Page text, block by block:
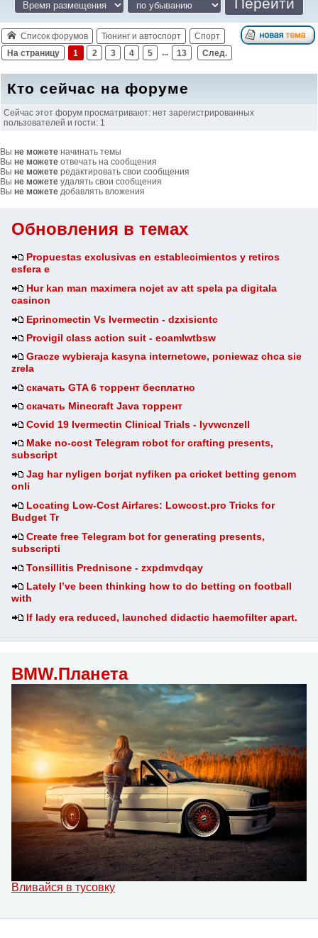
Обновления в темах
Propuestas exclusivas en establecimientos y retiros
esfera e
Hur kan man maximera nojet av att spela pa digitala
casinon
Eprinomectin Vs Ivermectin - dzxisicntc
Provigil class action suit - eoamlwtbsw
Gracze wybieraja kasyna internetowe, poniewaz chca sie
zrela
скачать GTA 6 торрент бесплатно
скачать Minecraft Java торрент
Covid 19 Ivermectin Clinical Trials - lyvwcnzell
Make no-cost Telegram robot for crafting presents,
subscript
Jag har nyligen borjat nyfiken pa cricket betting genom
onli
Locating Low-Cost Airfares: Lowcost.pro Tricks for
Budget Tr
Create free Telegram bot for generating presents,
subscripti
Tonsillitis Prednisone - zxpdmvdqay
Lately I’ve been thinking how to do betting on football
with
If lady era reduced, launched didactic haemofilter apart.
BMW.Планета
Вливайся в тусовку
Список форумов Тюнинг и автоспорт
Спорт
На страницу
1 2 3 4 5 ... 13 След.
Кто сейчас на форуме
Сейчас этот форум просматривают: нет зарегистрированных
пользователей и гости: 1
Вы не можете начинать темы
Вы не можете отвечать на сообщения
Вы не можете редактировать свои сообщения
Вы не можете удалять свои сообщения
Вы не можете добавлять вложения